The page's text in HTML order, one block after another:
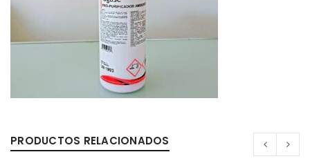
PRODUCTOS RELACIONADOS